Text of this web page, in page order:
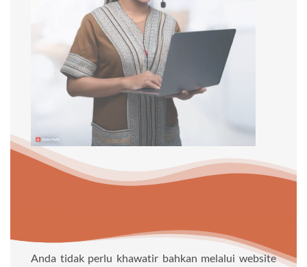
Anda tidak perlu khawatir bahkan melalui website